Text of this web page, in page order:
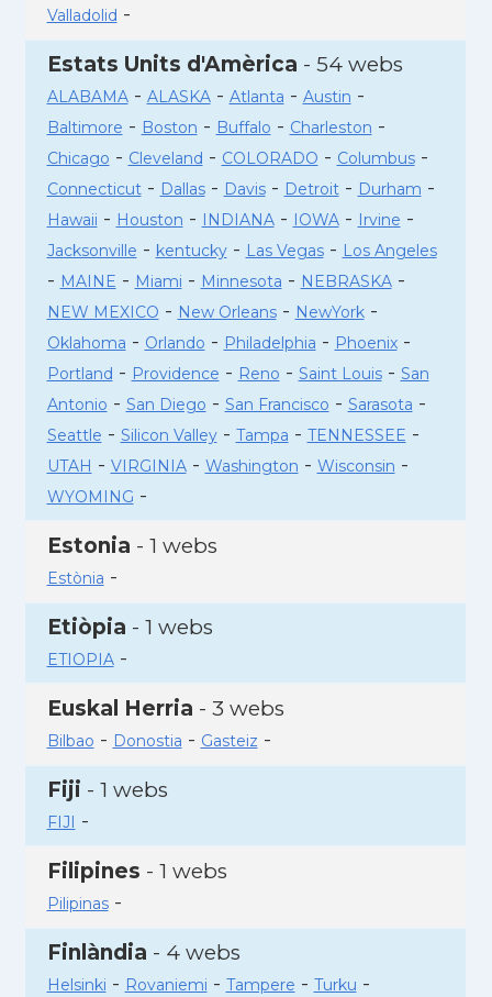
Valladolid -
Estats Units d'Amèrica - 54 webs
ALABAMA- ALASKA- Atlanta - Austin -
Baltimore - Boston - Buffalo - Charleston -
Chicago - Cleveland - COLORADO - Columbus-
Connecticut- Dallas- Davis- Detroit- Durham -
Hawaii - Houston - INDIANA- IOWA- Irvine -
Jacksonville - kentucky- Las Vegas- Los Angeles
- MAINE - Miami - Minnesota - NEBRASKA-
NEW MEXICO - New Orleans- NewYork-
Oklahoma - Orlando - Philadelphia - Phoenix-
Portland - Providence - Reno - Saint Louis- San
Antonio - San Diego - San Francisco - Sarasota -
Seattle - Silicon Valley- Tampa - TENNESSEE -
UTAH - VIRGINIA- Washington - Wisconsin -
WYOMING -
Estonia - 1 webs
Estònia -
Etiòpia - 1 webs
ETIOPIA-
Euskal Herria - 3 webs
Bilbao - Donostia - Gasteiz -
Fiji - 1 webs
FIJI -
Filipines - 1 webs
Pilipinas-
Finlàndia - 4 webs
Helsinki - Rovaniemi - Tampere - Turku -